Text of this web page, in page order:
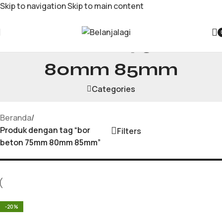
Skip to navigationSkip to main content
80mm 85mm
Categories
Beranda/
Produk dengan tag “bor
beton 75mm 80mm 85mm”
Filters
-20%